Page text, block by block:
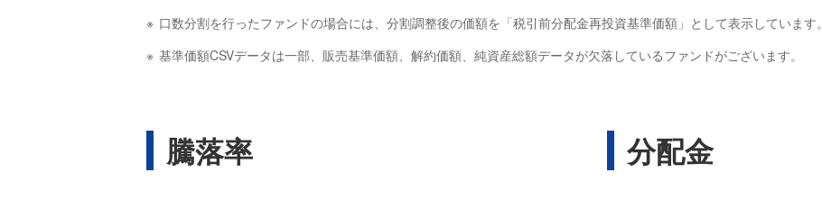
口数分割を行ったファンドの場合には、分割調整後の価額を「税引前分配金再投資基準価額」として表示しています。
基準価額CSVデータは一部、販売基準価額、解約価額、純資産総額データが欠落しているファンドがございます。
騰落率 分配金